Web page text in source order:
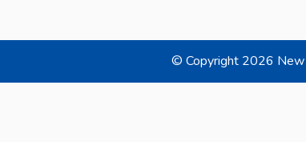
© Copyright 2026 New